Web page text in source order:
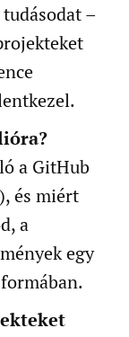
–
a GitHub
és miért
a
egy